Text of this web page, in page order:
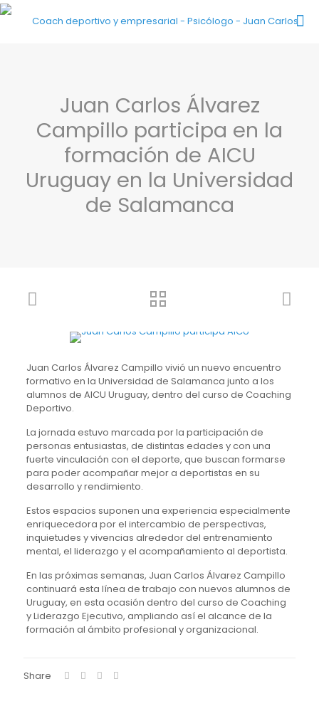
Juan Carlos Álvarez
Campillo participa en la
formación de AICU
Uruguay en la Universidad
de Salamanca
Juan Carlos Álvarez Campillo vivió un nuevo encuentro
formativo en la Universidad de Salamanca junto a los
alumnos de AICU Uruguay, dentro del curso de Coaching
Deportivo.
La jornada estuvo marcada por la participación de
personas entusiastas, de distintas edades y con una
fuerte vinculación con el deporte, que buscan formarse
para poder acompañar mejor a deportistas en su
desarrollo y rendimiento.
Estos espacios suponen una experiencia especialmente
enriquecedora por el intercambio de perspectivas,
inquietudes y vivencias alrededor del entrenamiento
mental, el liderazgo y el acompañamiento al deportista.
En las próximas semanas, Juan Carlos Álvarez Campillo
continuará esta línea de trabajo con nuevos alumnos de
Uruguay, en esta ocasión dentro del curso de Coaching
y Liderazgo Ejecutivo, ampliando así el alcance de la
formación al ámbito profesional y organizacional.
Share